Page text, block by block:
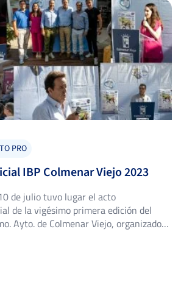
a su fin el […]
PRO
IBP Colmenar Viejo 2023
de julio tuvo lugar el acto
de la vigésimo primera edición del
Ayto. de Colmenar Viejo, organizado